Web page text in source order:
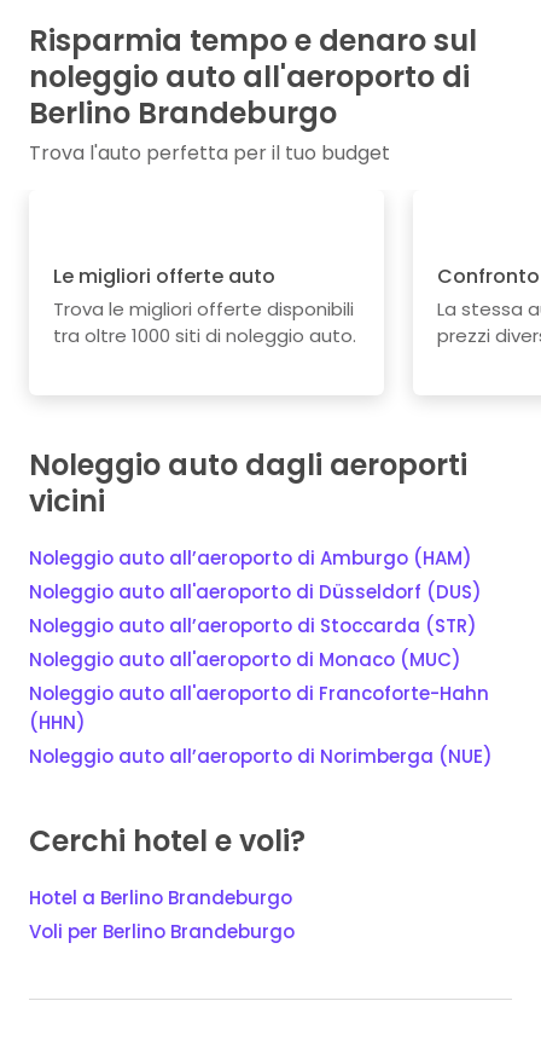
Risparmia tempo e denaro sul
noleggio auto all'aeroporto di
Berlino Brandeburgo
Trova l'auto perfetta per il tuo budget
Le migliori offerte auto
Trova le migliori offerte disponibili
tra oltre 1000 siti di noleggio auto.
La stessa
prezzi
Noleggio auto dagli aeroporti
vicini
Noleggio auto all’aeroporto di Amburgo (HAM)
Noleggio auto all'aeroporto di Düsseldorf (DUS)
Noleggio auto all’aeroporto di Stoccarda (STR)
Noleggio auto all'aeroporto di Monaco (MUC)
Noleggio auto all'aeroporto di Francoforte-Hahn
(HHN)
Noleggio auto all’aeroporto di Norimberga (NUE)
Cerchi hotel e voli?
Hotel a Berlino Brandeburgo
Voli per Berlino Brandeburgo